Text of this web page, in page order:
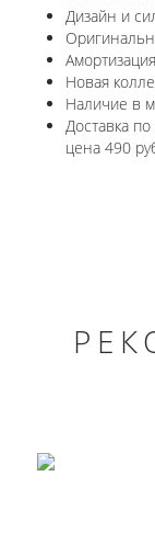
Дизайн и
Новая
Наличие в
Доставка
цена 490